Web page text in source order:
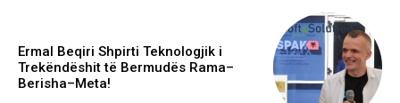
Ermal Beqiri Shpirti Teknologjik i
Trekëndëshit të Bermudës Rama–
Berisha–Meta!